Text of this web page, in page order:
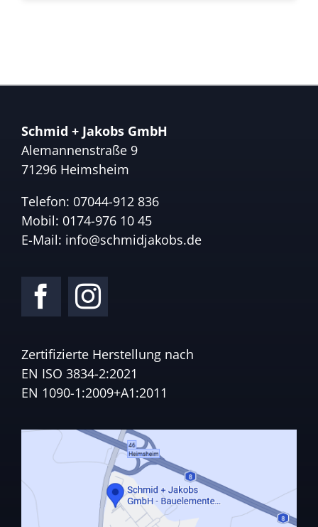
Schmid + Jakobs GmbH
Alemannenstraße 9
71296 Heimsheim
Telefon: 07044-912 836
Mobil: 0174-976 10 45
E-Mail: info@schmidjakobs.de
Zertifizierte Herstellung nach
EN ISO 3834-2:2021
EN 1090-1:2009+A1:2011